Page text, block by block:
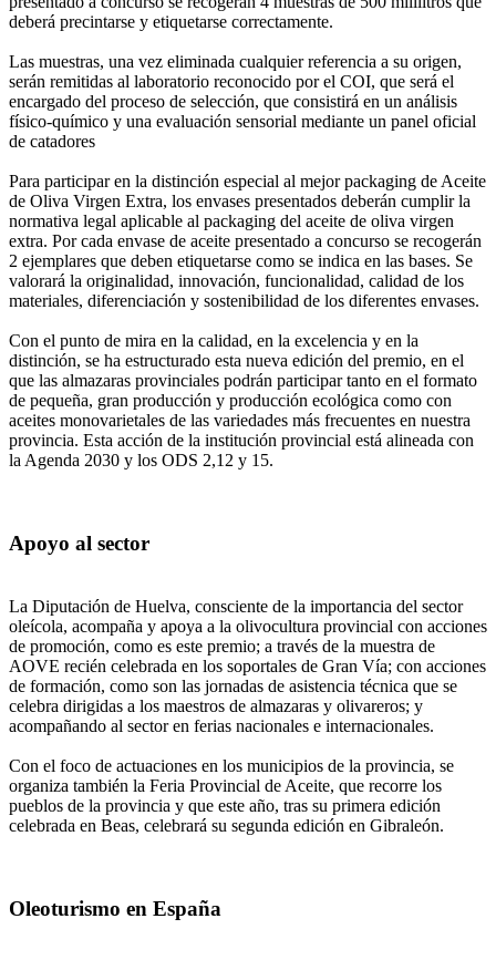
deberá precintarse y etiquetarse correctamente.
Las muestras, una vez eliminada cualquier referencia a su origen,
serán remitidas al laboratorio reconocido por el COI, que será el
encargado del proceso de selección, que consistirá en un análisis
físico-químico y una evaluación sensorial mediante un panel oficial
de catadores
Para participar en la distinción especial al mejor packaging de Aceite
de Oliva Virgen Extra, los envases presentados deberán cumplir la
normativa legal aplicable al packaging del aceite de oliva virgen
extra. Por cada envase de aceite presentado a concurso se recogerán
2 ejemplares que deben etiquetarse como se indica en las bases. Se
valorará la originalidad, innovación, funcionalidad, calidad de los
materiales, diferenciación y sostenibilidad de los diferentes envases.
Con el punto de mira en la calidad, en la excelencia y en la
distinción, se ha estructurado esta nueva edición del premio, en el
que las almazaras provinciales podrán participar tanto en el formato
de pequeña, gran producción y producción ecológica como con
aceites monovarietales de las variedades más frecuentes en nuestra
provincia. Esta acción de la institución provincial está alineada con
la Agenda 2030 y los ODS 2,12 y 15.
Apoyo al sector
La Diputación de Huelva, consciente de la importancia del sector
oleícola, acompaña y apoya a la olivocultura provincial con acciones
de promoción, como es este premio; a través de la muestra de
AOVE recién celebrada en los soportales de Gran Vía; con acciones
de formación, como son las jornadas de asistencia técnica que se
celebra dirigidas a los maestros de almazaras y olivareros; y
acompañando al sector en ferias nacionales e internacionales.
Con el foco de actuaciones en los municipios de la provincia, se
organiza también la Feria Provincial de Aceite, que recorre los
pueblos de la provincia y que este año, tras su primera edición
celebrada en Beas, celebrará su segunda edición en Gibraleón.
Oleoturismo en España